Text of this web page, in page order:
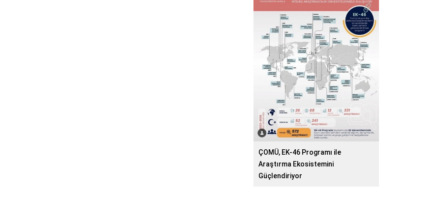
ÇOMÜ, EK-46 Programı ile
Araştırma Ekosistemini
Güçlendiriyor